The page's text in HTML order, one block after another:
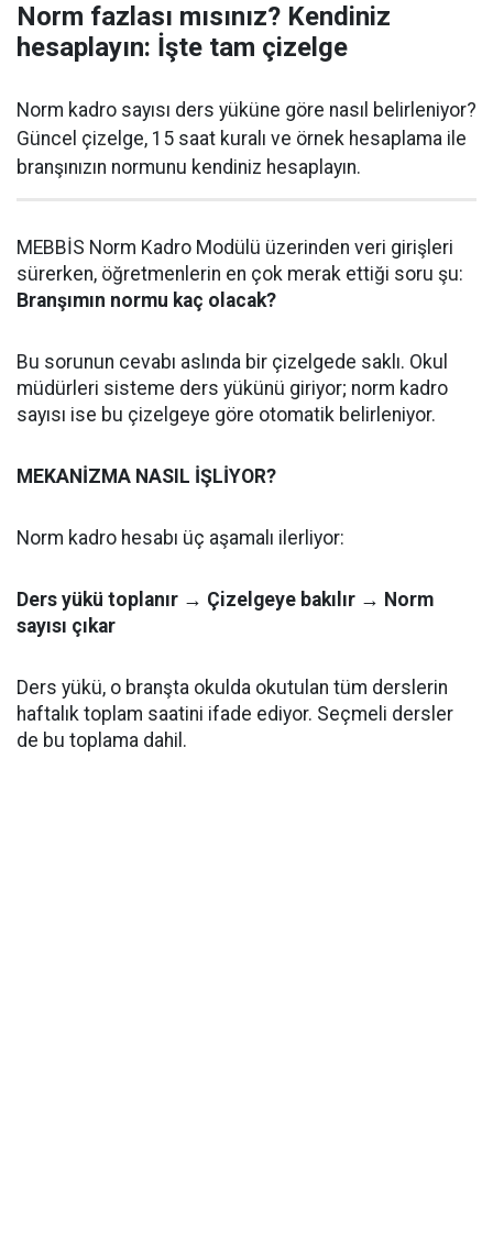
Norm fazlası mısınız? Kendiniz
hesaplayın: İşte tam çizelge
Norm kadro sayısı ders yüküne göre nasıl belirleniyor?
Güncel çizelge, 15 saat kuralı ve örnek hesaplama ile
branşınızın normunu kendiniz hesaplayın.
MEBBİS Norm Kadro Modülü üzerinden veri girişleri
sürerken, öğretmenlerin en çok merak ettiği soru şu:
Branşımın normu kaç olacak?
Bu sorunun cevabı aslında bir çizelgede saklı. Okul
müdürleri sisteme ders yükünü giriyor; norm kadro
sayısı ise bu çizelgeye göre otomatik belirleniyor.
MEKANİZMA NASIL İŞLİYOR?
Norm kadro hesabı üç aşamalı ilerliyor:
Ders yükü toplanır → Çizelgeye bakılır → Norm
sayısı çıkar
Ders yükü, o branşta okulda okutulan tüm derslerin
haftalık toplam saatini ifade ediyor. Seçmeli dersler
de bu toplama dahil.